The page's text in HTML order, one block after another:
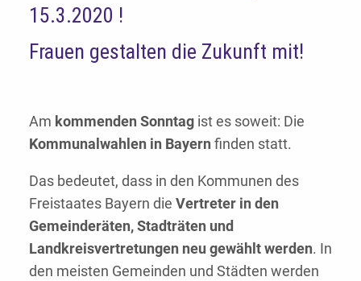
15.3.2020 !
Frauen gestalten die Zukunft mit!
Am kommenden Sonntag ist es soweit: Die
Kommunalwahlen in Bayern finden statt.
Das bedeutet, dass in den Kommunen des
Freistaates Bayern die Vertreter in den
Gemeinderäten, Stadträten und
Landkreisvertretungen neu gewählt werden. In
den meisten Gemeinden und Städten werden